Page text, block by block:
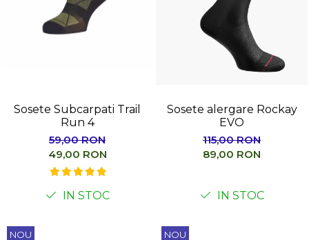
Sosete Subcarpati Trail
Run 4
59,00 RON
49,00 RON
IN STOC
Sosete alergare Rockay
EVO
115,00 RON
89,00 RON
IN STOC
NOU NOU